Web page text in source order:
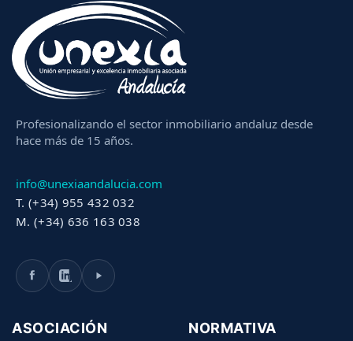
Profesionalizando el sector inmobiliario andaluz desde
hace más de 15 años.
info@unexiaandalucia.com
T. (+34) 955 432 032
M. (+34) 636 163 038
ASOCIACIÓN NORMATIVA